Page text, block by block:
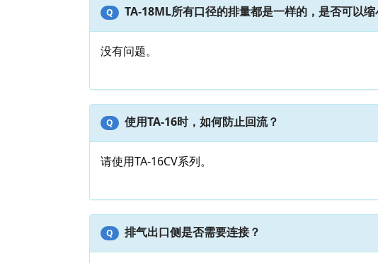
Q TA-18ML所有口径的排量都是一样的，是否可以缩
没有问题。
Q 使用TA-16时，如何防止回流？
请使用TA-16CV系列。
Q 排气出口侧是否需要连接？